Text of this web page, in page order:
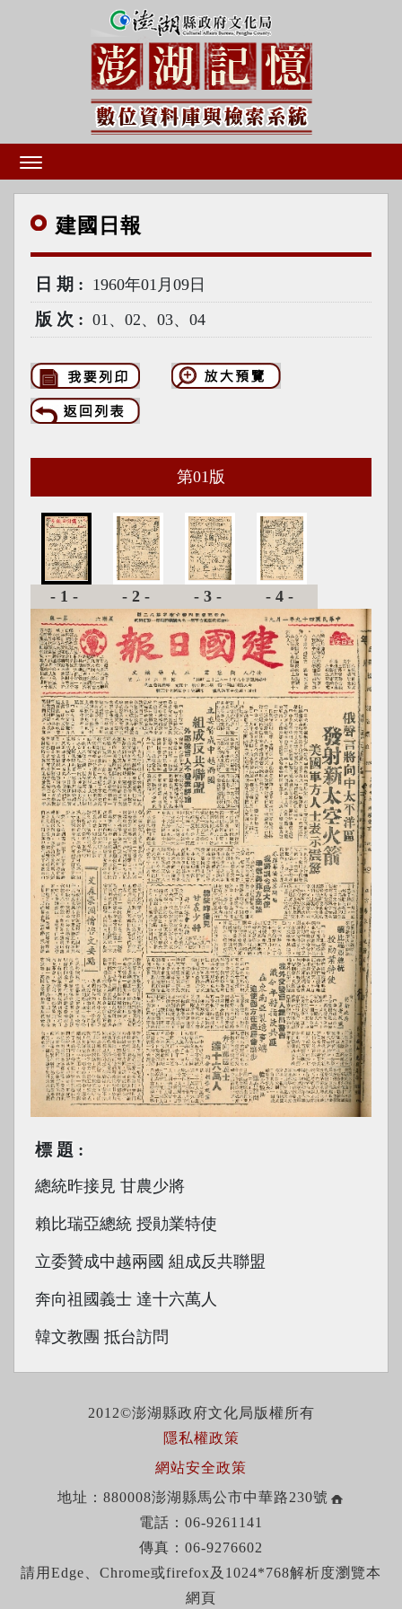
建國 日報
日期 1960年01月09日
版次 01、02、03、04
第01 版
-1- -2- -3- -4-
標題
總統昨接見 甘農少將
賴比瑞亞總統 授勛業特使
立委贊成中越兩國 組成反共聯盟
奔向祖國義士 達十六萬人
韓文教團 抵台訪問
2012©澎湖縣政府文化局版權所有
隱私權政策
網站安全政策
地址：880008澎湖縣馬公市中華路230號
電話：06-9261141
傳真：06-9276602
請用Edge、Chrome或firefox及1024*768解析度瀏覽本
網頁